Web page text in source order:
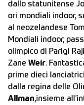
dallo statunitense
ori mondiali indoor,
al neozelandese Tom
Mondiali indoor,
olimpico di Parigi
Zane Weir.
prime dieci
dalla regina delle
Allman,insieme